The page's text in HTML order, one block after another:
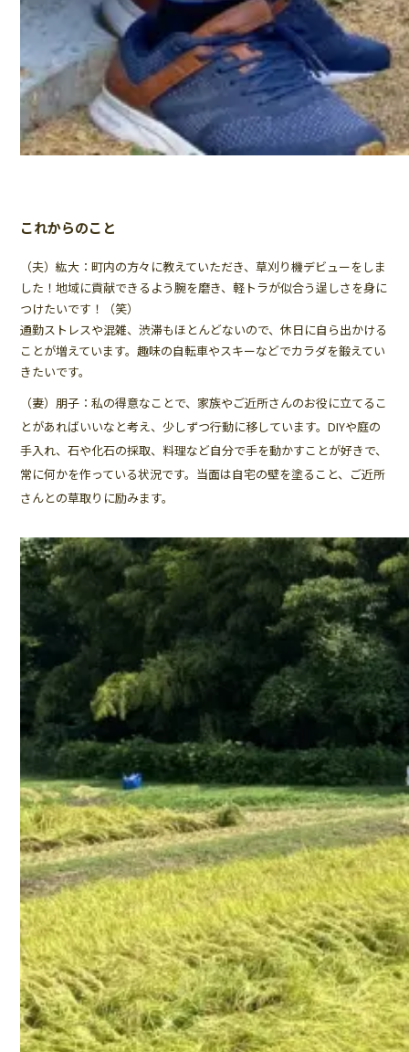
これからのこと
（夫）紘大：町内の方々に教えていただき、草刈り機デビューをしま
した！地域に貢献できるよう腕を磨き、軽トラが似合う逞しさを身に
つけたいです！（笑）
通勤ストレスや混雑、渋滞もほとんどないので、休日に自ら出かける
ことが増えています。趣味の自転車やスキーなどでカラダを鍛えてい
きたいです。
（妻）朋子：私の得意なことで、家族やご近所さんのお役に立てるこ
とがあればいいなと考え、少しずつ行動に移しています。DIYや庭の
手入れ、石や化石の採取、料理など自分で手を動かすことが好きで、
常に何かを作っている状況です。当面は自宅の壁を塗ること、ご近所
さんとの草取りに励みます。